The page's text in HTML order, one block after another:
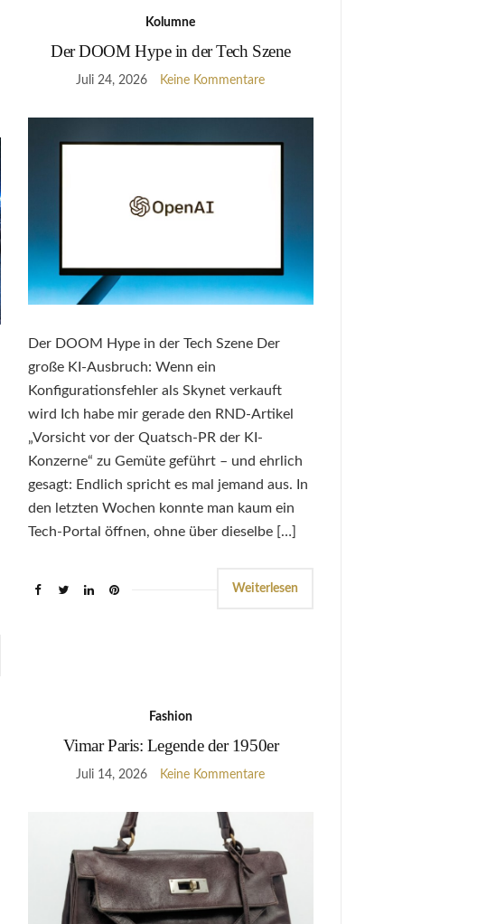
Kolumne
Der DOOM Hype in der Tech Szene
Juli 24, 2026 Keine Kommentare
Der DOOM Hype in der Tech Szene Der
große KI-Ausbruch: Wenn ein
Konfigurationsfehler als Skynet verkauft
wird Ich habe mir gerade den RND-Artikel
„Vorsicht vor der Quatsch-PR der KI-
Konzerne“ zu Gemüte geführt – und ehrlich
gesagt: Endlich spricht es mal jemand aus. In
den letzten Wochen konnte man kaum ein
Tech-Portal öffnen, ohne über dieselbe […]
Weiterlesen
Fashion
Vimar Paris: Legende der 1950er
Juli 14, 2026 Keine Kommentare